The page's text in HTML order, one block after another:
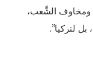
ومخاوف الشَّعب،
لتركيا”.